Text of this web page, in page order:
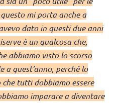
mi porta anche a
dato in questi due anni
è un qualcosa che,
abbiamo visto lo scorso
a quest’anno, perché lo
tutti dobbiamo essere
imparare a diventare